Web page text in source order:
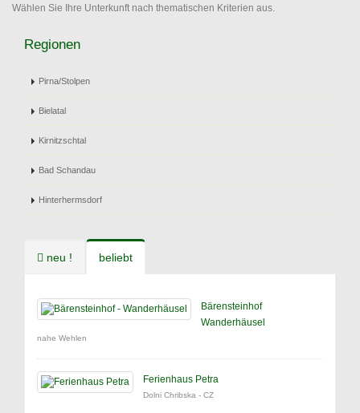
Wählen Sie Ihre Unterkunft nach thematischen Kriterien aus.
Regionen
Pirna/Stolpen
Bielatal
Kirnitzschtal
Bad Schandau
Hinterhermsdorf
neu ! beliebt
Bärensteinhof
Wanderhäusel
nahe Wehlen
Ferienhaus Petra
Dolni Chribska - CZ